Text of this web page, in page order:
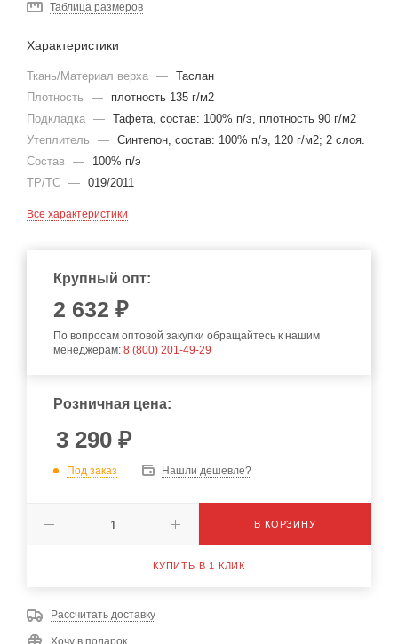
144-148/194-200
Таблица размеров
Характеристики
Ткань/Материал верха — Таслан
Плотность
—
плотность 135 г/м2
Подкладка — Тафета, состав: 100% п/э, плотность 90 г/м2
Утеплитель
— Синтепон, состав: 100% п/э, 120 г/м2; 2 слоя.
Состав
—
100% п/э
ТР/ТС — 019/2011
Все характеристики
Крупный опт:
2 632 ₽
По вопросам оптовой закупки обращайтесь к нашим
менеджерам: 8 (800) 201-49-29
Розничная цена:
3 290 ₽
Под заказ Нашли дешевле?
В КОРЗИНУ
КУПИТЬ В 1 КЛИК
Рассчитать доставку
Хочу в подарок